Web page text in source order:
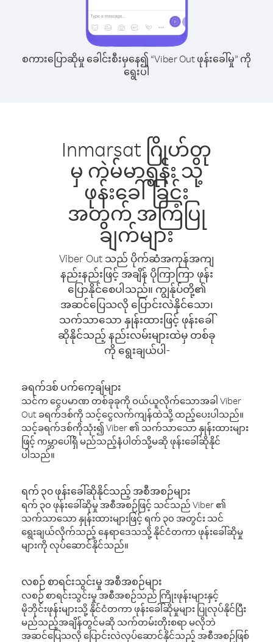
စကားပြောဆိုမှု ခေါင်းစီးမှနေ၍ “Viber Out ဖုန်းခေါ်မှု” ကို
ရွေးပါ
Inmarsat ဂြိုဟ်တု
မှ ကဲမ်မာရွန်း သို့
ဖုန်းခေါ်ခြင်း
အတွက် အကြံပြု
ချက်များ
Viber Out သည် ပိုက်ဆံအကုန်အကျ
နည်းနည်းဖြင့် အချိန် ပိုကြာကြာ ဖုန်း
ပြောနိုင်စေပါသည်။ ကျွန်ုပ်တို့၏
အဆင်ပြေသလို ပြောင်းလဲနိုင်သော၊
သက်သာသော နှုန်းထားဖြင့် ဖုန်းခေါ်
ဆိုနိုင်သည့် နည်းလမ်းများထဲမှ တစ်ခု
ကို ရွေးချယ်ပါ-
ခရက်ဒစ် ပက်ကေ့ချ်များ
သင်က ငွေပမာဏ တစ်ခုခုကို ဝယ်ယူလိုက်သောအခါ Viber
Out ခရက်ဒစ်ကို သင့်ငွေလက်ကျန်ထဲသို့ ထည့်ပေးပါသည်။
သင့်ခရက်ဒစ်ကိုသုံး၍ Viber ၏ သက်သာသော နှုန်းထားများ
ဖြင့် ကမ္ဘာပေါ်ရှိ မည်သည့်နံပါတ်သို့မဆို ဖုန်းခေါ်ဆိုနိုင်
ပါသည်။
ရက် ၃၀ ဖုန်းခေါ်ဆိုနိုင်သည့် အစီအစဉ်များ
ရက် ၃၀ ဖုန်းခေါ်ဆိုမှု အစီအစဉ်ဖြင့် သင်သည် Viber ၏
သက်သာသော နှုန်းထားများဖြင့် ရက် ၃၀ အတွင်း သင်
ရွေးချယ်လိုက်သည့် နေရာဒေသသို့ နိုင်ငံတကာ ဖုန်းခေါ်ဆိုမှု
များကို လုပ်ဆောင်နိုင်သည်။
လစဉ် စာရင်းသွင်းမှု အစီအစဉ်များ
လစဉ် စာရင်းသွင်းမှု အစီအစဉ်သည် ကြိုးဖုန်းများနှင့်
မိုဘိုင်းဖုန်းများသို့ နိုင်ငံတကာ ဖုန်းခေါ်ဆိုမှုများ ပြုလုပ်နိုင်ပြီး
မည်သည့်အချိန်တွင်မဆို သက်တမ်းတိုးစရာ မလိုဘဲ
အဆင်ပြေသလို ပြောင်းလဲလုပ်ဆောင်နိုင်သည့် အစီအစဉ်ဖြစ်